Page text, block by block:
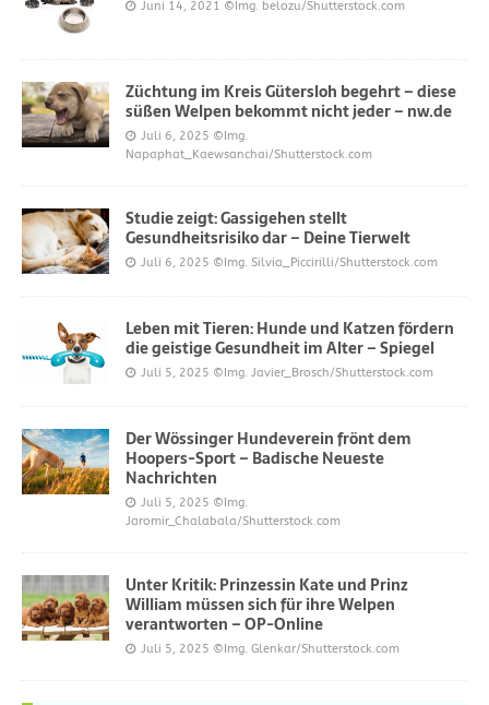
Juni 14, 2021 ©Img. belozu/Shutterstock.com
Züchtung im Kreis Gütersloh begehrt – diese
süßen Welpen bekommt nicht jeder – nw.de
Juli 6, 2025 ©Img.
Napaphat_Kaewsanchai/Shutterstock.com
Studie zeigt: Gassigehen stellt
Gesundheitsrisiko dar – Deine Tierwelt
Juli 6, 2025 ©Img. Silvia_Piccirilli/Shutterstock.com
Leben mit Tieren: Hunde und Katzen fördern
die geistige Gesundheit im Alter – Spiegel
Juli 5, 2025 ©Img. Javier_Brosch/Shutterstock.com
Der Wössinger Hundeverein frönt dem
Hoopers-Sport – Badische Neueste
Nachrichten
Juli 5, 2025 ©Img.
Jaromir_Chalabala/Shutterstock.com
Unter Kritik: Prinzessin Kate und Prinz
William müssen sich für ihre Welpen
verantworten – OP-Online
Juli 5, 2025 ©Img. Glenkar/Shutterstock.com